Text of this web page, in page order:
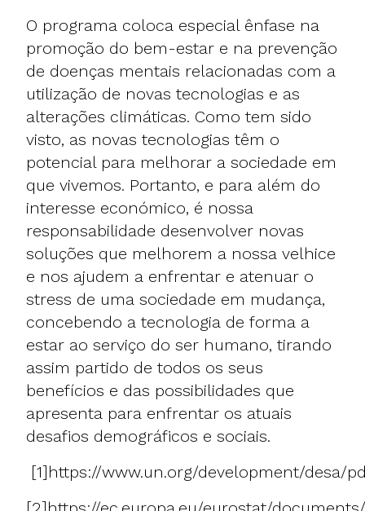
O programa coloca especial ênfase na
promoção do bem-estar e na prevenção
de doenças mentais relacionadas com a
utilização de novas tecnologias e as
alterações climáticas. Como tem sido
visto, as novas tecnologias têm o
potencial para melhorar a sociedade em
que vivemos. Portanto, e para além do
interesse económico, é nossa
responsabilidade desenvolver novas
soluções que melhorem a nossa velhice
e nos ajudem a enfrentar e atenuar o
stress de uma sociedade em mudança,
concebendo a tecnologia de forma a
estar ao serviço do ser humano, tirando
assim partido de todos os seus
benefícios e das possibilidades que
apresenta para enfrentar os atuais
desafios demográficos e sociais.
[1]https://www.un.org/development/desa/